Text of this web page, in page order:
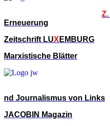
Z.
Erneuerung
Zeitschrift LUX EMBURG
Marxistische Blätter
nd Journalismus von Links
JACOBIN Magazin